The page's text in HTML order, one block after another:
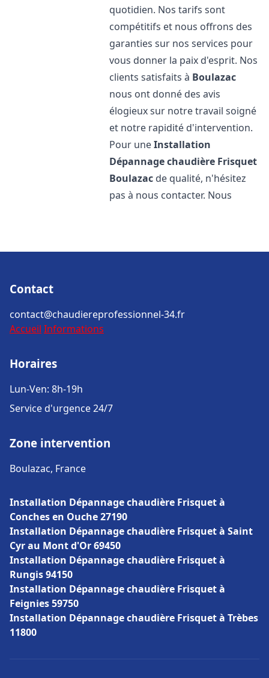
quotidien. Nos tarifs sont
compétitifs et nous offrons des
garanties sur nos services pour
vous donner la paix d'esprit. Nos
clients satisfaits à Boulazac
nous ont donné des avis
élogieux sur notre travail soigné
et notre rapidité d'intervention.
Pour uneInstallation
Dépannage chaudière Frisquet
Boulazac de qualité, n'hésitez
pas à nous contacter. Nous
Contact
contact@chaudiereprofessionnel-34.fr
Accueil Informations
Horaires
Lun-Ven: 8h-19h
Service d'urgence 24/7
Zone intervention
Boulazac, France
Installation Dépannage chaudière Frisquet à
Conches en Ouche 27190
Installation Dépannage chaudière Frisquet à Saint
Cyr au Mont d'Or 69450
Installation Dépannage chaudière Frisquet à
Rungis 94150
Installation Dépannage chaudière Frisquet à
Feignies 59750
Installation Dépannage chaudière Frisquet à Trèbes
11800